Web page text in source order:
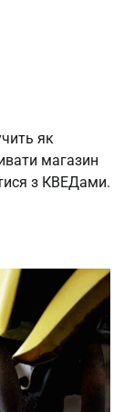
як
магазин
з КВЕДами.